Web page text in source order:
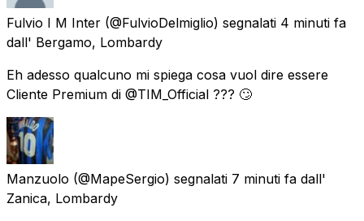
Fulvio I M Inter (@FulvioDelmiglio) segnalati 4 minuti fa
dall' Bergamo, Lombardy
Eh adesso qualcuno mi spiega cosa vuol dire essere
Cliente Premium di @TIM_Official ??? 🙄
Manzuolo (@MapeSergio) segnalati 7 minuti fa dall'
Zanica, Lombardy